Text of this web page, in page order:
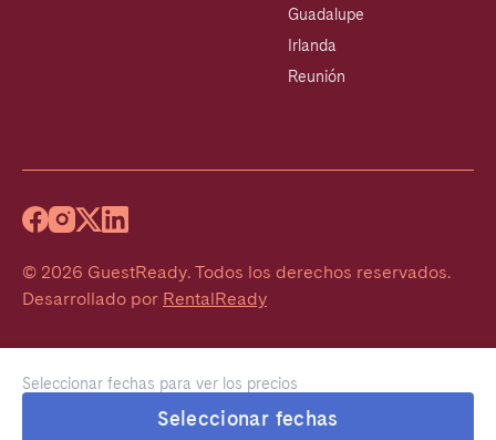
Seleccionar fechas para ver los precios
Seleccionar fechas
Guadalupe
Irlanda
Reunión
© 2026 GuestReady. Todos los derechos reservados.
Desarrollado por RentalReady